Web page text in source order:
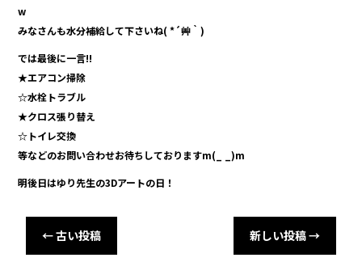
w
みなさんも水分補給して下さいね( *´艸｀)
では最後に一言!!
★エアコン掃除
☆水栓トラブル
★クロス張り替え
☆トイレ交換
等などのお問い合わせお待ちしておりますm(_ _)m
明後日はゆり先生の3Dアートの日！
←古い投稿 新しい投稿→